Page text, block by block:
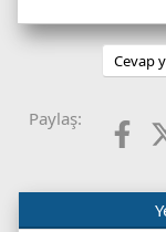
Cevap
Paylaş: